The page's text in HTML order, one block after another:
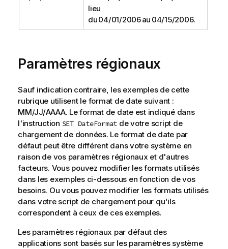
lieu
du 04/01/2006 au 04/15/2006.
Paramètres régionaux
Sauf indication contraire, les exemples de cette
rubrique utilisent le format de date suivant :
MM/JJ/AAAA. Le format de date est indiqué dans
l'instruction SET DateFormat de votre script de
chargement de données. Le format de date par
défaut peut être différent dans votre système en
raison de vos paramètres régionaux et d'autres
facteurs. Vous pouvez modifier les formats utilisés
dans les exemples ci-dessous en fonction de vos
besoins. Ou vous pouvez modifier les formats utilisés
dans votre script de chargement pour qu'ils
correspondent à ceux de ces exemples.
Les paramètres régionaux par défaut des
applications sont basés sur les paramètres système